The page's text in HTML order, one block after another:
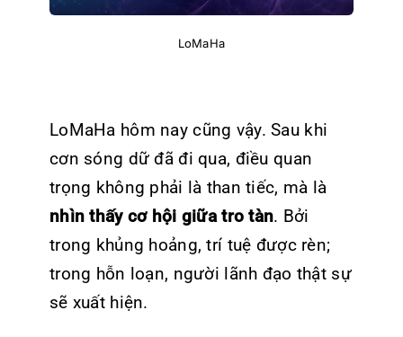
LoMaHa
LoMaHa hôm nay cũng vậy. Sau khi
cơn sóng dữ đã đi qua, điều quan
trọng không phải là than tiếc, mà là
nhìn thấy cơ hội giữa tro tàn. Bởi
trong khủng hoảng, trí tuệ được rèn;
trong hỗn loạn, người lãnh đạo thật sự
sẽ xuất hiện.